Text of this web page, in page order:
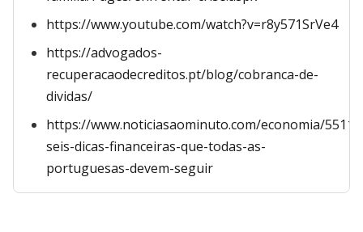
https://www.youtube.com/watch?v=r8y571SrVe4
https://advogados-
recuperacaodecreditos.pt/blog/cobranca-de-
dividas/
https://www.noticiasaominuto.com/economia/
seis-dicas-financeiras-que-todas-as-
portuguesas-devem-seguir